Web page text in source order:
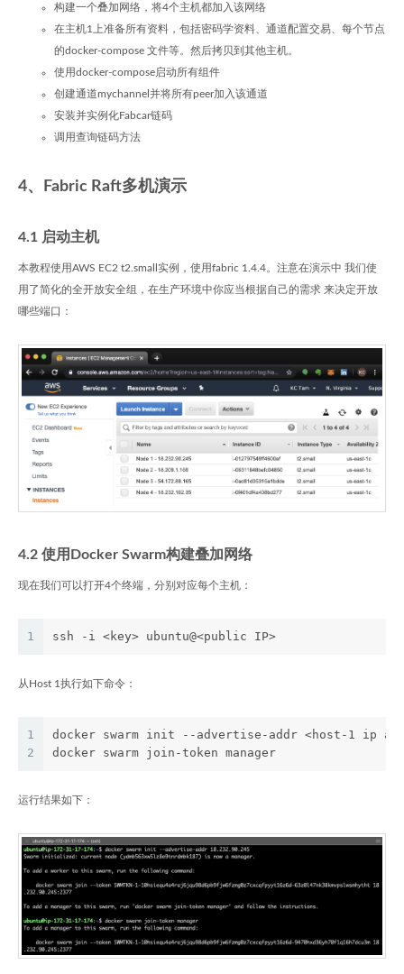
构建一个叠加网络，将4个主机都加入该网络
在主机1上准备所有资料，包括密码学资料、通道配置交易、每个节点
的docker-compose 文件等。然后拷贝到其他主机。
使用docker-compose启动所有组件
创建通道mychannel并将所有peer加入该通道
安装并实例化Fabcar链码
调用查询链码方法
4、Fabric Raft多机演示
4.1 启动主机
本教程使用AWS EC2 t2.small实例，使用fabric 1.4.4。注意在演示中 我们使
用了简化的全开放安全组，在生产环境中你应当根据自己的需求 来决定开放
哪些端口：
4.2 使用Docker Swarm构建叠加网络
现在我们可以打开4个终端，分别对应每个主机：
1 ssh -i <key> ubuntu@<public IP>
从Host 1执行如下命令：
1
2
docker swarm init --advertise-addr <host-1 ip
docker swarm join-token manager
运行结果如下：